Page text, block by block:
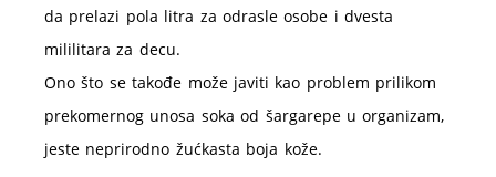
da prelazi pola litra za odrasle osobe i dvesta
mililitara za decu.
Ono što se takođe može javiti kao problem prilikom
prekomernog unosa soka od šargarepe u organizam,
jeste neprirodno žućkasta boja kože.